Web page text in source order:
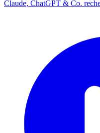
Claude, ChatGPT & Co.